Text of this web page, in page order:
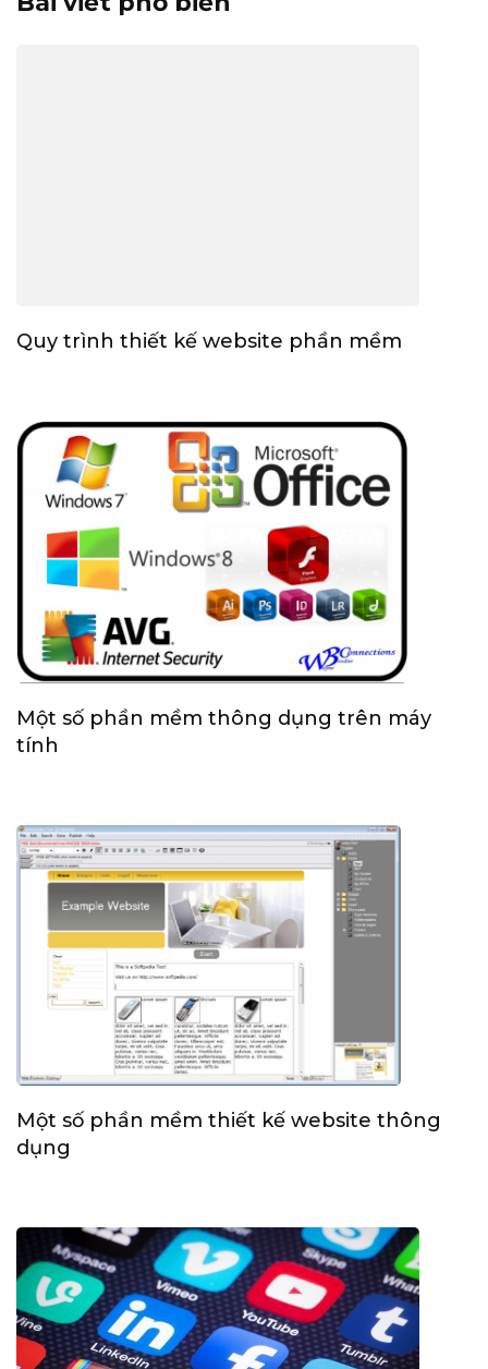
Quy trình thiết kế website phần mềm
Một số phần mềm thông dụng trên máy
tính
Một số phần mềm thiết kế website thông
dụng